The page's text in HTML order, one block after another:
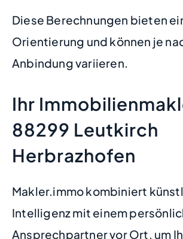
Diese Berechnungen bieten
Orientierung und können je
Anbindung variieren.
Ihr
88299 Leutkirch
Herbrazhofen
Makler.immo kombiniert
Intelligenz mit einem
Ansprechpartner vor Ort, um